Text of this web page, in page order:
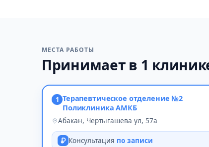
МЕСТА РАБОТЫ
Принимает в 1
1 Терапевтическое отделение №2
Поликлиника АМКБ
Абакан, Чертыгашева ул, 57а
Консультация по записи